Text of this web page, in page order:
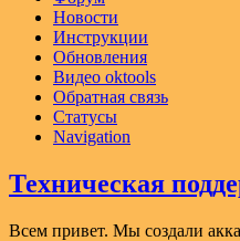
Новости
Инструкции
Обновления
Видео oktools
Обратная связь
Статусы
Navigation
Техническая
Всем привет. Мы создали